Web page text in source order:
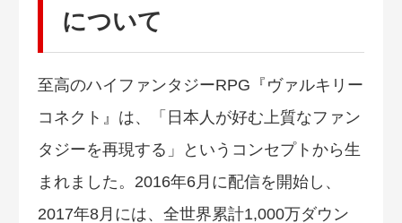
について
至高のハイファンタジーRPG『ヴァルキリー
コネクト』は、「日本人が好む上質なファン
タジーを再現する」というコンセプトから生
まれました。2016年6月に配信を開始し、
2017年8月には、全世界累計1,000万ダウン